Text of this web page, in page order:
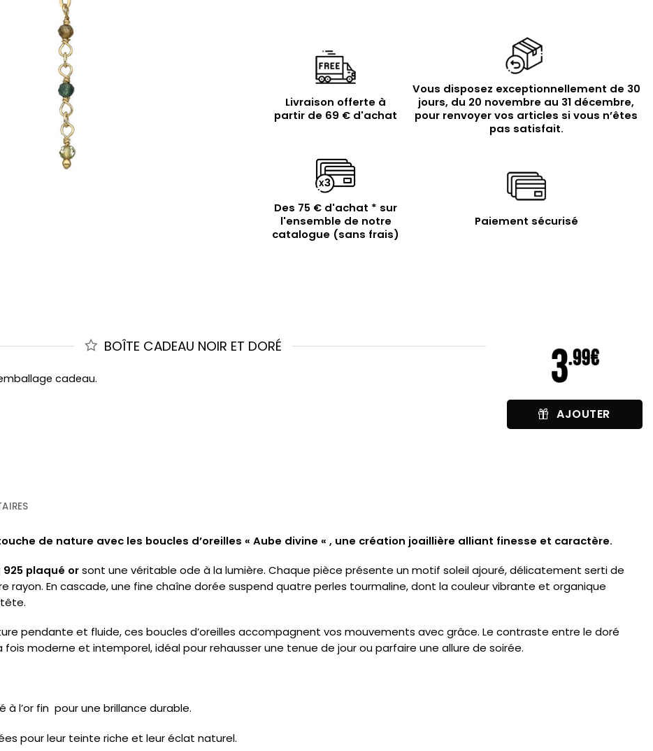
Livraison offerte à
partir de 69 € d'achat
Vous disposez exceptionnellement de 30
jours, du 20 novembre au 31 décembre,
pour renvoyer vos articles si vous n’êtes
pas satisfait.
Des 75 € d'achat * sur
l'ensemble de notre
catalogue (sans frais)
Paiement sécurisé
BOÎTE CADEAU NOIR ET DORÉ
cadeau.
AJOUTER
de nature avec les boucles d’oreilles « Aube divine « , une création joaillière alliant finesse et caractère.
plaqué orsont une véritable ode à la lumière. Chaque pièce présente un motif soleil ajouré, délicatement serti de
En cascade, une fine chaîne dorée suspend quatre perles tourmaline, dont la couleur vibrante et organique
pendante et fluide, ces boucles d’oreilles accompagnent vos mouvements avec grâce. Le contraste entre le doré
moderne et intemporel, idéal pour rehausser une tenue de jour ou parfaire une allure de soirée.
l’or fin pour une brillance durable.
pour leur teinte riche et leur éclat naturel.